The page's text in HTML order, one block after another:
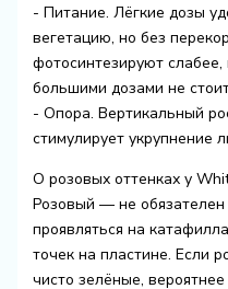
- Питание. Лёгкие дозы
вегетацию, но без
фотосинтезируют
большими дозами не
- Опора. Вертикальный
стимулирует укрупнение
О розовых оттенках у
Розовый — не
проявляться на
точек на пластине. Если
чисто зелёные,